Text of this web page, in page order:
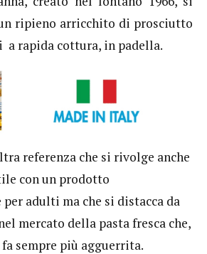
ripieno arricchito di prosciutto
a rapida cottura, in padella.
referenza che si rivolge anche
con un prodotto
adulti ma che si distacca da
mercato della pasta fresca che,
sempre più agguerrita.